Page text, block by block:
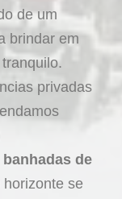
de um
brindar em
privadas
de
se